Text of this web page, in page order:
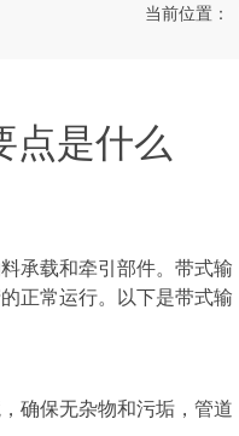
当前位置：
点是什么
承载和牵引部件。带式输
正常运行。以下是带式输
确保无杂物和污垢，管道